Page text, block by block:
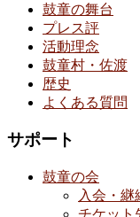
鼓童の舞台
プレス評
活動理念
鼓童村・佐渡
歴史
よくある質問
サポート
鼓童の会
入会・